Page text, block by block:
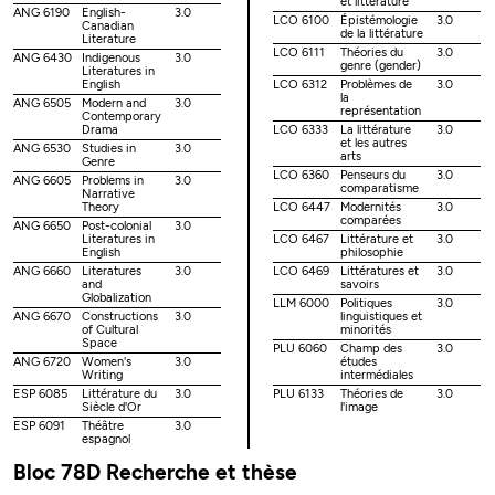
ANG 6190
English-
Canadian
Literature
3.0
ANG 6430
Indigenous
Literatures in
English
3.0
ANG 6505
Modern and
Contemporary
Drama
3.0
ANG 6530
Studies in
Genre
3.0
ANG 6605
Problems in
Narrative
Theory
3.0
ANG 6650
Post-colonial
Literatures in
English
3.0
ANG 6660
Literatures
and
Globalization
3.0
ANG 6670
Constructions
of Cultural
Space
3.0
ANG 6720
Women's
Writing
3.0
ESP 6085
Littérature du
Siècle d'Or
3.0
ESP 6091
Théâtre
espagnol
3.0
LCO 6100
Épistémologie
de la littérature
3.0
LCO 6111
Théories du
genre (gender)
3.0
LCO 6312
Problèmes de
la
représentation
3.0
LCO 6333
La littérature
et les autres
arts
3.0
LCO 6360
Penseurs du
comparatisme
3.0
LCO 6447
Modernités
comparées
3.0
LCO 6467
Littérature et
philosophie
3.0
LCO 6469
Littératures et
savoirs
3.0
LLM 6000
Politiques
linguistiques et
minorités
3.0
PLU 6060
Champ des
études
intermédiales
3.0
PLU 6133
Théories de
l'image
3.0
Bloc 78D Recherche et thèse